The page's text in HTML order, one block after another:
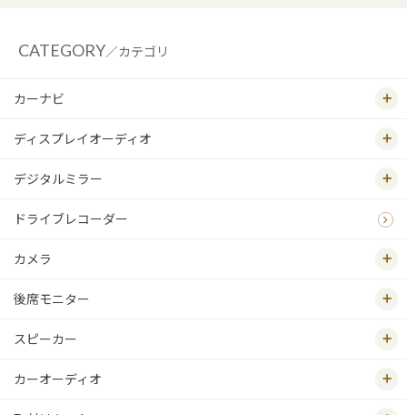
CATEGORY／カテゴリ
カーナビ
ディスプレイオーディオ
デジタルミラー
ドライブレコーダー
カメラ
後席モニター
スピーカー
カーオーディオ